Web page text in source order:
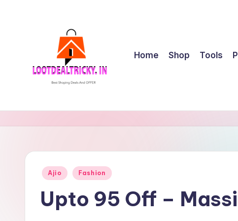
l
o
oShopping
Offers
Home Shop Tools
Posted
Ajio Fashion
Upto 95 Off –